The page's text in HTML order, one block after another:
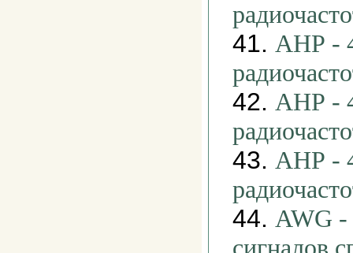
41. АНР -
42. АНР -
43. АНР -
44. AWG -